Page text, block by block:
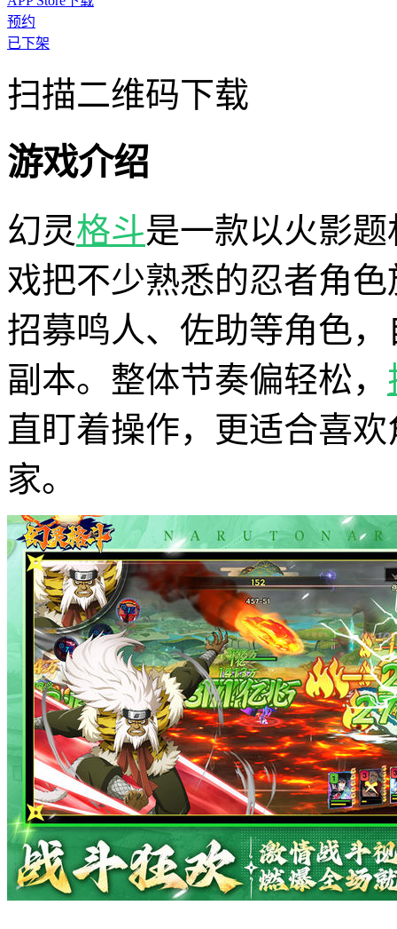
预约
已下架
扫描二维码下载
游戏介绍
幻灵格斗是一款以火影
戏把不少熟悉的忍者角
招募鸣人、佐助等角色
副本。整体节奏偏轻松，
直盯着操作，更适合喜欢
家。